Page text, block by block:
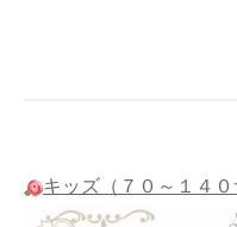
キッズ（７０～１４